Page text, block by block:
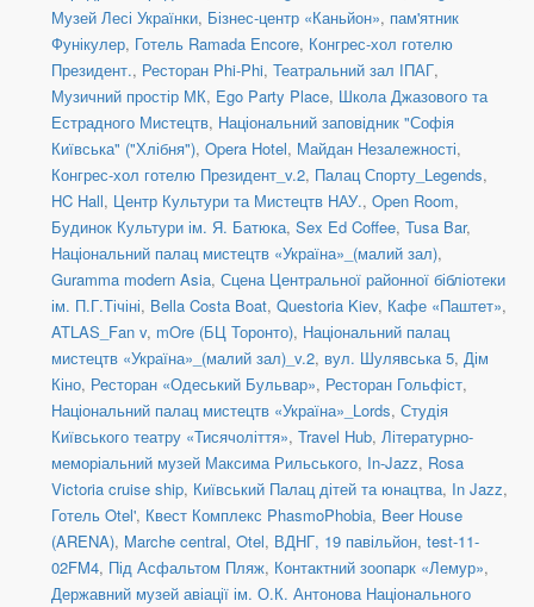
Музей Лесі Українки, Бізнес-центр «Каньйон», пам'ятник
Фунікулер, Готель Ramada Encore, Конгрес-хол готелю
Президент., Ресторан Phi-Phi, Театральний зал ІПАГ,
Музичний простір МК, Ego Party Place, Школа Джазового та
Естрадного Мистецтв, Національний заповідник "Софія
Київська" ("Хлібня"), Opera Hotel, Майдан Незалежності,
Конгрес-хол готелю Президент_v.2, Палац Спорту_Legends,
HC Hall, Центр Культури та Мистецтв НАУ., Open Room,
Будинок Культури ім. Я. Батюка, Sex Ed Coffee, Tusa Bar,
Національний палац мистецтв «Україна»_(малий зал),
Guramma modern Asia, Сцена Центральної районної бібліотеки
ім. П.Г.Тічіні, Bella Costa Boat, Questoria Kiev, Кафе «Паштет»,
ATLAS_Fan v, mOre (БЦ Торонто), Національний палац
мистецтв «Україна»_(малий зал)_v.2, вул. Шулявська 5, Дім
Кіно, Ресторан «Одеський Бульвар», Ресторан Гольфіст,
Національний палац мистецтв «Україна»_Lords, Студія
Київського театру «Тисячоліття», Travel Hub, Літературно-
меморіальний музей Максима Рильського, In-Jazz, Rosa
Victoria cruise ship, Київський Палац дітей та юнацтва, In Jazz,
Готель Otel', Квест Комплекс PhasmoPhobia, Beer House
(ARENA), Marche central, Otel, ВДНГ, 19 павільйон, test-11-
02FM4, Під Асфальтом Пляж, Контактний зоопарк «Лемур»,
Державний музей авіації ім. О.К. Антонова Національного